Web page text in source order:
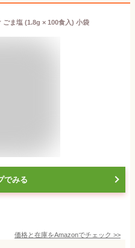
ごま塩 (1.8g × 100食入) 小袋
でみる
価格と在庫をAmazonでチェック >>